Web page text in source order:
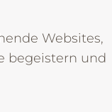
Websites,
begeistern und